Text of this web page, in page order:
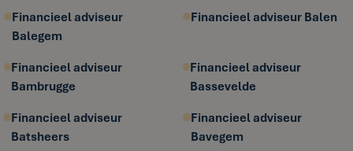
Financieel adviseur
Balegem
Financieel adviseur Balen
Financieel adviseur
Bambrugge
Financieel adviseur
Bassevelde
Financieel adviseur
Batsheers
Financieel adviseur
Bavegem